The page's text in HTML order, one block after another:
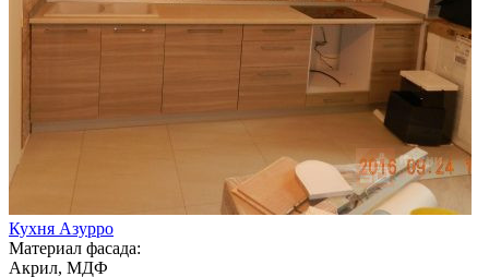
Кухня Азурро
Материал фасада:
Акрил, МДФ